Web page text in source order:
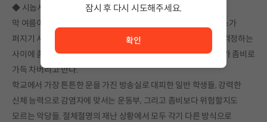
◆ 시놉시스
막 여름이 시작된 7월의 어느 날, 효산고등학교에서 좀비 바이러스가
퍼지기 시작한다. 친구이기 때문에 선생님이기 때문에 망설이고 걱정하는
사이에 좀비 바이러스는 급속도로 확산되고, 순식간에 학교 전체가 좀비로
가득 차버리고 만다.
학교에서 가장 튼튼한 문을 가진 방송실로 대피한 일반 학생들, 강력한
신체 능력으로 감염자에 맞서는 운동부, 그리고 좀비보다 위험할지도
모르는 악당들. 절체절명의 재난 상황에서 모두 각기 다른 방식으로
잠시 후 다시 시도해주세요.
서비스 이용이 원활하지 않습니다. <br/> 잠시 후 다시 시도
확인